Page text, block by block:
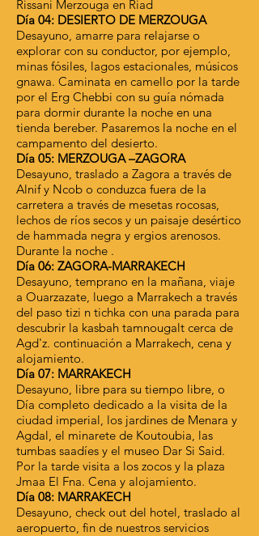
Rissani Merzouga en Riad
Día 04: DESIERTO DE MERZOUGA
Desayuno, amarre para relajarse o
explorar con su conductor, por ejemplo,
minas fósiles, lagos estacionales, músicos
gnawa. Caminata en camello por la tarde
por el Erg Chebbi con su guía nómada
para dormir durante la noche en una
tienda bereber. Pasaremos la noche en el
campamento del desierto.
Día 05: MERZOUGA –ZAGORA
Desayuno, traslado a Zagora a través de
Alnif y Ncob o conduzca fuera de la
carretera a través de mesetas rocosas,
lechos de ríos secos y un paisaje desértico
de hammada negra y ergios arenosos.
Durante la noche .
Día 06: ZAGORA-MARRAKECH
Desayuno, temprano en la mañana, viaje
a Ouarzazate, luego a Marrakech a través
del paso tizi n tichka con una parada para
descubrir la kasbah tamnougalt cerca de
Agd'z. continuación a Marrakech, cena y
alojamiento.
Día 07: MARRAKECH
Desayuno, libre para su tiempo libre, o
Día completo dedicado a la visita de la
ciudad imperial, los jardines de Menara y
Agdal, el minarete de Koutoubia, las
tumbas saadíes y el museo Dar Si Said.
Por la tarde visita a los zocos y la plaza
Jmaa El Fna. Cena y alojamiento.
Día 08: MARRAKECH
Desayuno, check out del hotel, traslado al
aeropuerto, fin de nuestros servicios